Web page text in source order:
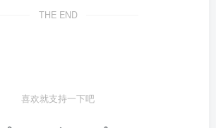
THE END
喜欢就支持一下吧